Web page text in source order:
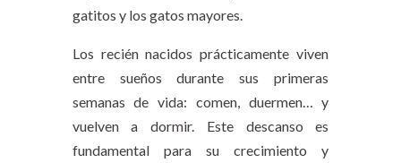
gatitos y los gatos mayores.
Los recién nacidos prácticamente viven
entre sueños durante sus primeras
semanas de vida: comen, duermen… y
vuelven a dormir. Este descanso es
fundamental para su crecimiento y